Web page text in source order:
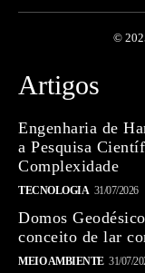
©
Artigos
Engenharia de
a Pesquisa
Complexidade
TECNOLOGIA 31/07/2026
Domos
conceito de lar
MEIO AMBIENTE 31/07/